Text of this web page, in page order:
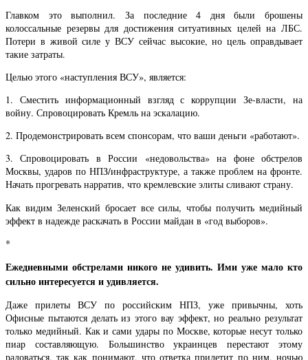
Главком это выполнил. За последние 4 дня были брошены
колоссальные резервы для достижения ситуативных целей на ЛБС.
Потери в живой силе у ВСУ сейчас высокие, но цель оправдывает
такие затраты.
Целью этого «наступления ВСУ», является:
1. Сместить информационный взгляд с коррупции Зе-власти, на
войну. Спровоцировать Кремль на эскалацию.
2. Продемонстрировать всем спонсорам, что ваши деньги «работают».
3. Спровоцировать в России «недовольства» на фоне обстрелов
Москвы, ударов по НПЗ/инфраструктуре, а также проблем на фронте.
Начать прогревать нарратив, что кремлевские элиты сливают страну.
Как видим Зеленский бросает все силы, чтобы получить медийный
эффект в надежде раскачать в России майдан в «год выборов».
*
Ежедневными обстрелами никого не удивить. Ими уже мало кто
сильно интересуется и удивляется.
Даже прилеты ВСУ по российским НПЗ, уже привычны, хоть
Офисные пытаются делать из этого вау эффект, но реально результат
только медийный. Как и сами удары по Москве, которые несут только
пиар составляющую. Большинство украинцев перестают этому
радоваться, так как понимают, что ответка прилетит по ним, ночью